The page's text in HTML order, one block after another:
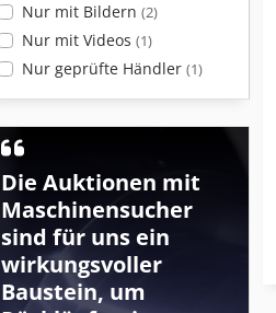
Nur mit Bildern (2)
Nur mit Videos (1)
Nur geprüfte Händler (1)
Die Auktionen mit
Maschinensucher
sind für uns ein
wirkungsvoller
Baustein, um